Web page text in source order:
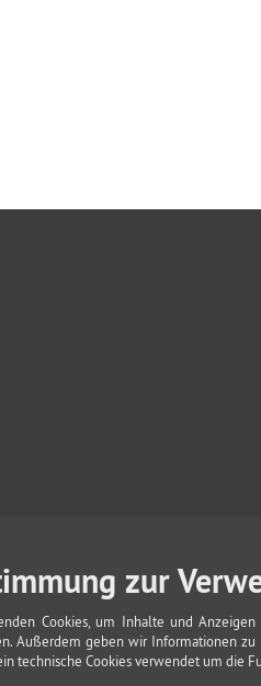
zur
Cookies, um Inhalte und
Außerdem geben wir Informationen
technische Cookies verwendet um die